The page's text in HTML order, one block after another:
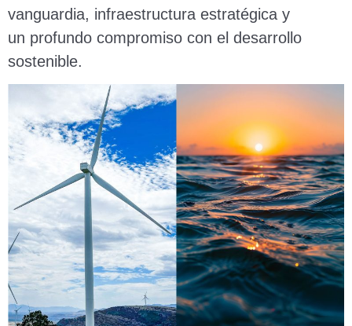
vanguardia, infraestructura estratégica y
un profundo compromiso con el desarrollo
sostenible.